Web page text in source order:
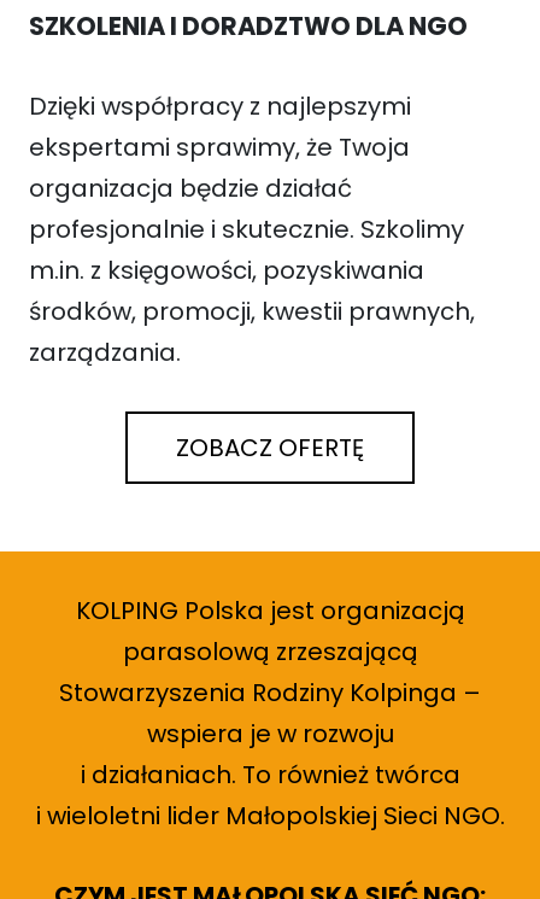
SZKOLENIA I DORADZTWO DLA NGO
Dzięki współpracy z najlepszymi
ekspertami sprawimy, że Twoja
organizacja będzie działać
profesjonalnie i skutecznie. Szkolimy
m.in. z księgowości, pozyskiwania
środków, promocji, kwestii prawnych,
zarządzania.
ZOBACZ OFERTĘ
KOLPING Polska jest organizacją
parasolową zrzeszającą
Stowarzyszenia Rodziny Kolpinga –
wspiera je w rozwoju
i działaniach. To również twórca
i wieloletni lider Małopolskiej Sieci NGO.